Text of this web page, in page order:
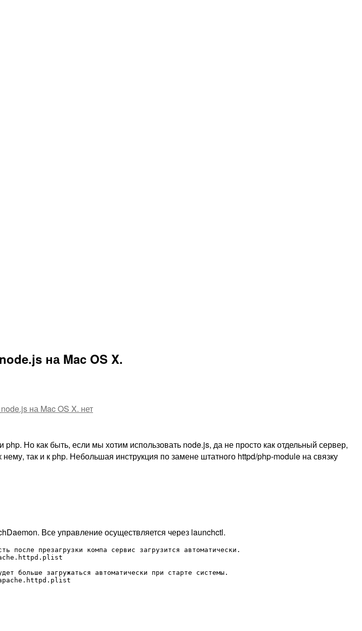
на Mac OS X.
на Mac OS X. нет
php. Но как быть, если мы хотим использовать node.js, да не просто как отдельный сервер,
так и к php. Небольшая инструкция по замене штатного httpd/php-module на связку
Все управление осуществляется через launchctl.
презагрузки компа сервис загрузится автоматически.
больше загружаться автоматически при старте системы.